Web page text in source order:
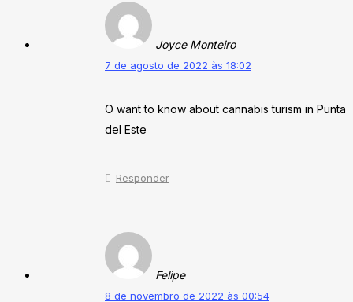
Joyce Monteiro
7 de agosto de 2022 às 18:02
O want to know about cannabis turism in Punta
del Este
Responder
Felipe
8 de novembro de 2022 às 00:54